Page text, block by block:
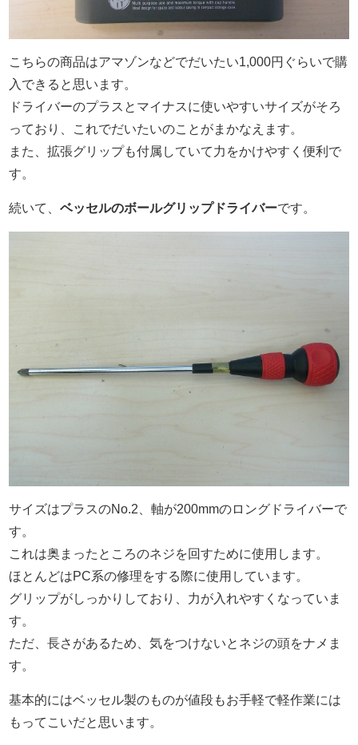
こちらの商品はアマゾンなどでだいたい1,000円ぐらいで購
入できると思います。
ドライバーのプラスとマイナスに使いやすいサイズがそろ
っており、これでだいたいのことがまかなえます。
また、拡張グリップも付属していて力をかけやすく便利で
す。
続いて、ベッセルのボールグリップドライバーです。
サイズはプラスのNo.2、軸が200mmのロングドライバーで
す。
これは奥まったところのネジを回すために使用します。
ほとんどはPC系の修理をする際に使用しています。
グリップがしっかりしており、力が入れやすくなっていま
す。
ただ、長さがあるため、気をつけないとネジの頭をナメま
す。
基本的にはベッセル製のものが値段もお手軽で軽作業には
もってこいだと思います。